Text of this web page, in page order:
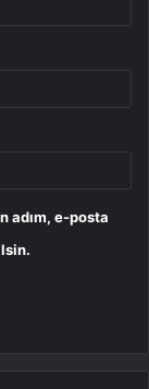
adım, e-posta